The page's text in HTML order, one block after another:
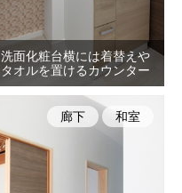
洗面化粧台横には着替えや
タオルを置けるカウンター
廊下 和室